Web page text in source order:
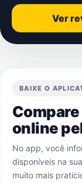
Ver
BAIXE O
online
No app, você
disponíveis na
muito mais